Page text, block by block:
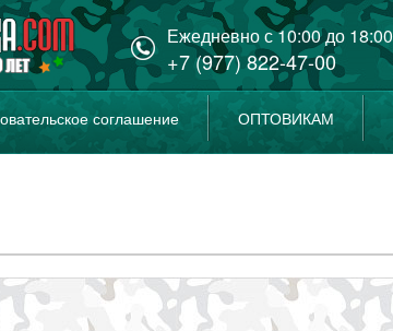
Ежедневно с 10:00 до 18:00
+7 (977) 822-47-00
соглашение ОПТОВИКАМ